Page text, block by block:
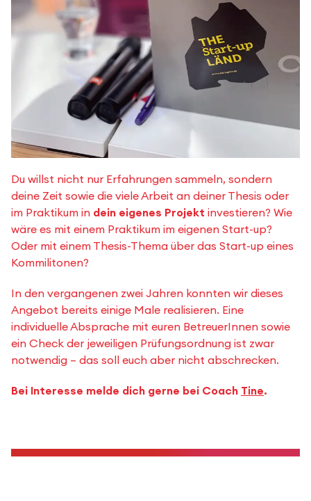
Du willst nicht nur Erfahrungen sammeln, sondern
deine Zeit sowie die viele Arbeit an deiner Thesis oder
im Praktikum in dein eigenes Projekt investieren? Wie
wäre es mit einem Praktikum im eigenen Start-up?
Oder mit einem Thesis-Thema über das Start-up eines
Kommilitonen?
In den vergangenen zwei Jahren konnten wir dieses
Angebot bereits einige Male realisieren. Eine
individuelle Absprache mit euren BetreuerInnen sowie
ein Check der jeweiligen Prüfungsordnung ist zwar
notwendig – das soll euch aber nicht abschrecken.
Bei Interesse melde dich gerne bei Coach Tine.